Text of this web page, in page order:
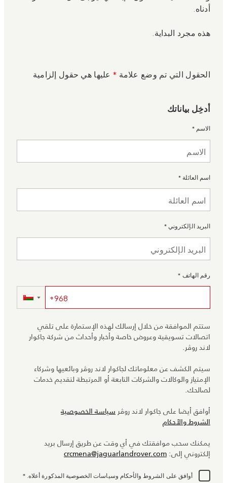
أدناه.
هذه مجرد البداية.
الحقول التي تم وضع علامة * عليها هي حقول إلزامية
أدخِل بياناتك
الاسم *
اسم العائلة *
البريد الإلكتروني*
رقم الهاتف *
▼
ستتم الموافقة من خلال إرسالك لهذه الإستمارة على تلقي
اتصالات تسويقية وعروض خاصة وأخبار وأحداث من شركة جاكوار
لاند روڤر.
سيتم الكشف عن معلوماتك لجاكوار لاند روڤر وبائعيها وشركاء
الإمتياز والوكالات والشركات التابعة أو المرتبطة لتقديم خدمات
لصالحك.
أوافق أيضا على جاكوار لاند روڤر سياسة الخصوصية
الشروط والأحكام
يمكنك سحب موافقتك في أي وقت عن طريق إرسال بريد
إلكتروني إلى: crcmena@jaguarlandrover.com
أوافق على الشروط والأحكام وسياسات الخصوصية المذكورة أعلاه. *